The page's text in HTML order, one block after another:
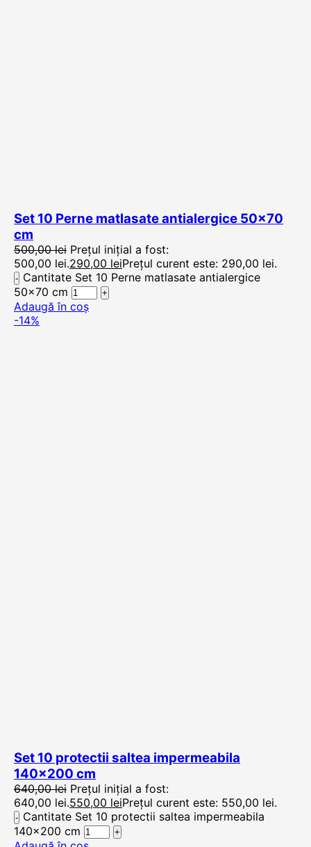
Set 10 Perne matlasate antialergice 50×70
cm
500,00lei Prețul inițial a fost:
500,00 lei.290,00 leiPrețul curent este: 290,00 lei.
Cantitate Set 10 Perne matlasate antialergice
50x70 cm
Adaugă în coș
-14%
Set 10 protectii saltea impermeabila
140×200 cm
640,00lei Prețul inițial a fost:
640,00 lei.550,00 leiPrețul curent este: 550,00 lei.
Cantitate Set 10 protectii saltea impermeabila
140x200 cm